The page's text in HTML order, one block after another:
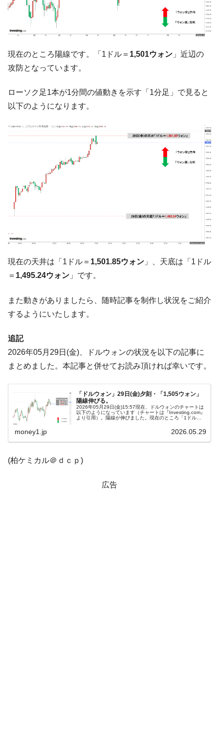
『Money1』 韓国で猛暑。南東部では干ばつ
『Money1』
韓国型イージス搭載の次世代駆逐艦
『Money1』
【対日本円】ウォン安が急進！ 日米の協調
に韓国がいっちょがみしたのでは。
『Money1』
韓国政府『BYD』車への補助金を全廃 ⇒ 実
は韓国で『BYD』車は売れている。6カ月で対前年同期比
1.9倍！
『Money1』
在韓米国大使スティールが着韓！⇒ さっそ
く空港に詰めかけ「出て行け！」「極右勢力」のプラカー
ドを掲げる「在韓反米勢力」
韓国政府「2035年までに18.4GW規模のAIデ
ータセンター整備」⇒ だから無理だってば。
『Money1』
ほぼ終わった」
『Money1』
韓国『国民年金公団』株価暴落で200兆蒸
『Money1』
韓国政府「ニセＫ-ブランドを通報しようキ
『Money1』
韓国「橋が落ちました」⇒ 耐久性「なさす
ぎ」では。
『Money1』
韓国鉄鋼最大手『POSCO』ズブズブ沈む。
にぶん殴る法案」提出！⇒ クーパン問題は合衆国企業に対
『Money1』
韓国ボンクラ政策室長･金容範、株価暴落に
他人事のような発言。
韓国半導体『SKハイニックス』2026年2Qの
業績「史上最高益」当期純利益は前年同期比13.4倍に。
『Money1』
韓国･加徳島新国際空港「またも暗礁」の危
機 ⇒ 10.7兆では損が出るからできない。
『Money1』
【速報】韓国株式市場の暴落・本日07月29
発動！
IT産業は人を雇用する効果は低い。全産業の
現在のところ陽線です。「1ドル＝ 1,501ウォン 」近辺の
攻防となっています。
ローソク足1本が1分間の値動きを示す「1分足」で見ると
以下のようになります。
現在の天井は「1ドル＝ 1,501.85ウォン 」、天底は「1ドル
＝ 1,495.24ウォン 」です。
また動きがありましたら、随時記事を制作し状況をご紹介
するようにいたします。
追記
2026年05月29日(金)、ドルウォンの状況を以下の記事に
まとめました。本記事と併せてお読み頂ければ幸いです。
「ドルウォン」29日(金)夕刻・「1,505ウォン」
陽線伸びる。
2026年05月29日(金)15:57現在、ドルウォンのチャートは
以下のようになっています（チャートは『Investing.com』
より引用）。陽線が伸びました。現在のところ「1ドル＝
money1.jp 2026.05.29
(柏ケミカル＠ｄｃｐ)
広告